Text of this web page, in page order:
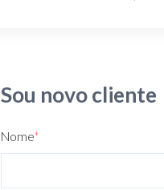
Sou novo cliente
Nome*